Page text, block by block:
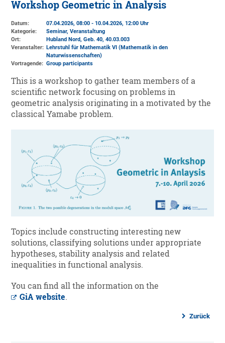
Workshop Geometric in Analysis
Datum:
07.04.2026, 08:00 - 10.04.2026, 12:00 Uhr
Kategorie:
Seminar, Veranstaltung
Ort:
Hubland Nord, Geb. 40, 40.03.003
Veranstalter: Lehrstuhl für Mathematik VI (Mathematik in den
Naturwissenschaften)
Vortragende: Group participants
This is a workshop to gather team members of a
scientific network focusing on problems in
geometric analysis originating in a motivated by the
classical Yamabe problem.
Topics include constructing interesting new
solutions, classifying solutions under appropriate
hypotheses, stability analysis and related
inequalities in functional analysis.
You can find all the information on the
GiA website.
Zurück